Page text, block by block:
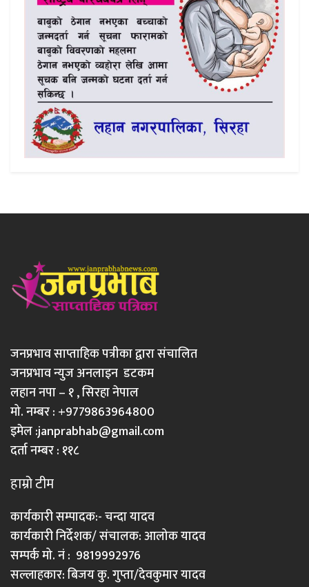
जनप्रभाव साप्ताहिक पत्रीका द्वारा संचालित
जनप्रभाव न्युज अनलाइन डटकम
लहान नपा – १ , सिरहा नेपाल
मो. नम्बर : +9779863964800
इमेल :janprabhab@gmail.com
दर्ता नम्बर : ११८
हाम्रो टीम
कार्यकारी सम्पादक:- चन्दा यादव
कार्यकारी निर्देशक/ संचालक: आलोक यादव
सम्पर्क मो. नं : 9819992976
सल्लाहकार: बिजय कु. गुप्ता/देवकुमार यादव